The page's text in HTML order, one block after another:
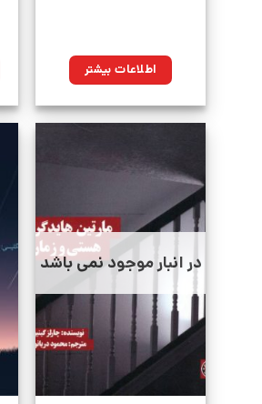
اطلاعات بیشتر
در انبار موجود نمی باشد